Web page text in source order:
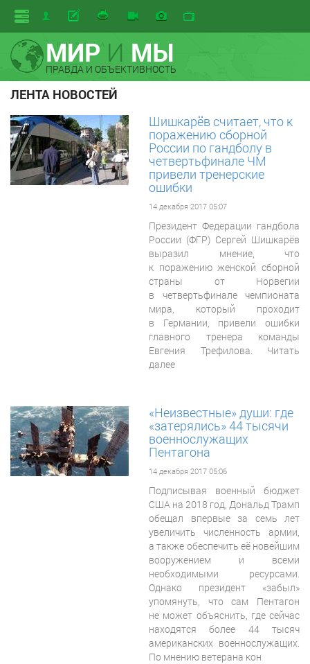
МИРИ МЫ
ПРАВДА И ОБЪЕКТИВНОСТЬ
ЛЕНТА НОВОСТЕЙ
Шишкарёв считает, что к
поражению сборной
России по гандболу в
четвертьфинале ЧМ
привели тренерские
ошибки
14 декабря 2017 05:07
Президент Федерации гандбола
России (ФГР) Сергей Шишкарёв
выразил мнение, что
к поражению женской сборной
страны от Норвегии
в четвертьфинале чемпионата
мира, который проходит
в Германии, привели ошибки
главного тренера команды
Евгения Трефилова. Читать
далее
«Неизвестные» души: где
«затерялись» 44 тысячи
военнослужащих
Пентагона
14 декабря 2017 05:06
Подписывая военный бюджет
США на 2018 год, Дональд Трамп
обещал впервые за семь лет
увеличить численность армии,
а также обеспечить её новейшим
вооружением и всеми
необходимыми ресурсами.
Однако президент «забыл»
упомянуть, что сам Пентагон
не может объяснить, где сейчас
находятся более 44 тысяч
американских военнослужащих.
По мнению ветерана кон